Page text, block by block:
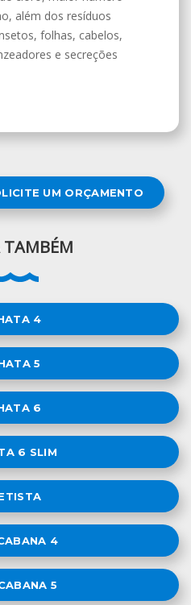
além dos resíduos
folhas, cabelos,
e secreções
UM ORÇAMENTO
TAMBÉM
4
5
6
6 SLIM
4
5